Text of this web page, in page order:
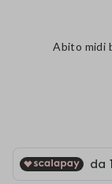
Abito midi